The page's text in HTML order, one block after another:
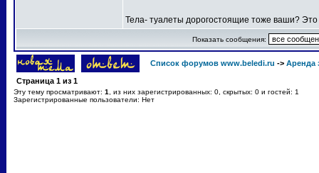
Тела- туалеты дорогостоящие тоже ваши?
Показать сообщения:
Список форумов www.beledi.ru -> Аренда
Страница 1 из 1
Эту тему просматривают: 1
, из них зарегистрированных: 0, скрытых: 0 и гостей: 1
Зарегистрированные пользователи: Нет